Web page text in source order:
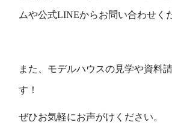
ムや公式LINEからお問い合わせく
また、モデルハウスの見学や資料
す！
ぜひお気軽にお声がけください。